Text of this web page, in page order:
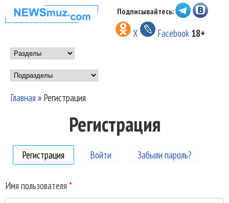
Перейти к основному
содержанию
НОВОСТИ
МУЗЫКИ И
ШОУ БИЗНЕСА
NEWSMUZ.COM
Подписывайтесь:
X Facebook 18+
Main menu
Подразделы
Главная» Регистрация
Регистрация
Регистрация (активная вкладка)
Войти Забыли пароль?
Имя пользователя *